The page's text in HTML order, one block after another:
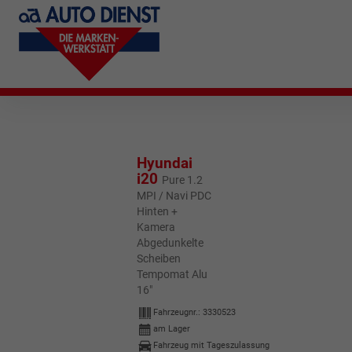
Hyundai
i20 Pure 1.2
MPI / Navi PDC
Hinten +
Kamera
Abgedunkelte
Scheiben
Tempomat Alu
16"
Fahrzeugnr.: 3330523
am Lager
Fahrzeug mit Tageszulassung